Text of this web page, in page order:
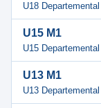
U18
U15 M1
U15
U13 M1
U13